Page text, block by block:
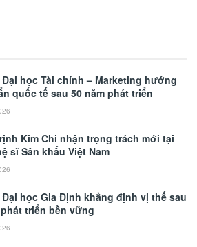
học Tài chính – Marketing hướng
quốc tế sau 50 năm phát triển
Kim Chi nhận trọng trách mới tại
sĩ Sân khấu Việt Nam
học Gia Định khẳng định vị thế sau
phát triển bền vững